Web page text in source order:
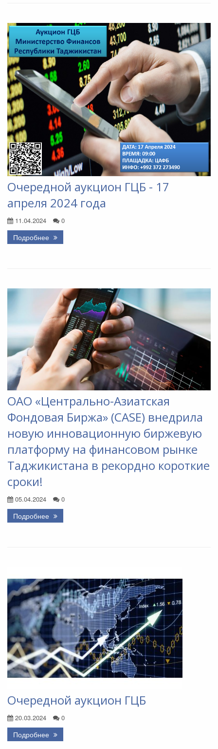
Очередной аукцион ГЦБ - 17
апреля 2024 года
11.04.2024 0
Подробнее
ОАО «Центрально-Азиатская
Фондовая Биржа» (CASE) внедрила
новую инновационную биржевую
платформу на финансовом рынке
Таджикистана в рекордно короткие
сроки!
05.04.2024 0
Подробнее
Очередной аукцион ГЦБ
20.03.2024 0
Подробнее